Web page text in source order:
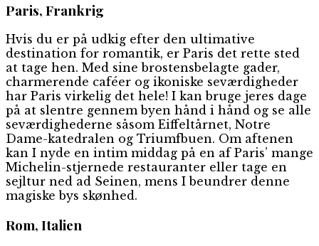
Paris, Frankrig
Hvis du er på udkig efter den ultimative
destination for romantik, er Paris det rette sted
at tage hen. Med sine brostensbelagte gader,
charmerende caféer og ikoniske seværdigheder
har Paris virkelig det hele! I kan bruge jeres dage
på at slentre gennem byen hånd i hånd og se alle
seværdighederne såsom Eiffeltårnet, Notre
Dame-katedralen og Triumfbuen. Om aftenen
kan I nyde en intim middag på en af Paris’ mange
Michelin-stjernede restauranter eller tage en
sejltur ned ad Seinen, mens I beundrer denne
magiske bys skønhed.
Rom, Italien